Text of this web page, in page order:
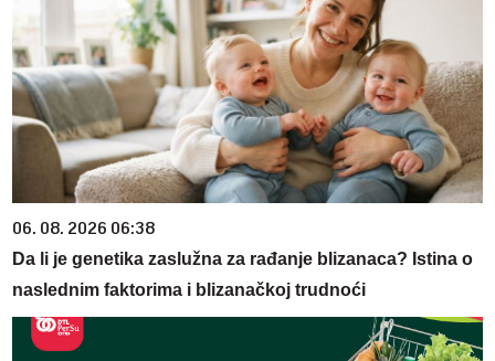
06. 08. 2026 06:38
Da li je genetika zaslužna za rađanje blizanaca? Istina o
naslednim faktorima i blizanačkoj trudnoći